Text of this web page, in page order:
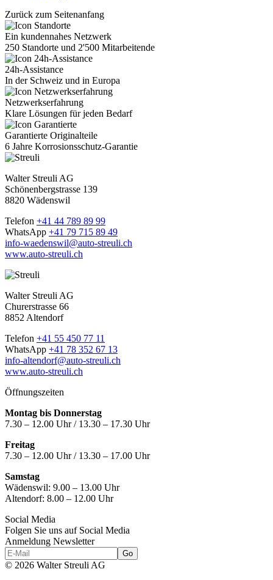
Zurück zum Seitenanfang
Ein kundennahes Netzwerk
250 Standorte und 2'500 Mitarbeitende
24h-Assistance
In der Schweiz und in Europa
Netzwerkserfahrung
Klare Lösungen für jeden Bedarf
Garantierte Originalteile
6 Jahre Korrosionsschutz-Garantie
Walter Streuli AG
Schönenbergstrasse 139
8820 Wädenswil
Telefon +41 44 789 89 99
WhatsApp +41 79 715 89 49
info-waedenswil@auto-streuli.ch
www.auto-streuli.ch
Walter Streuli AG
Churerstrasse 66
8852 Altendorf
Telefon +41 55 450 77 11
WhatsApp +41 78 352 67 13
info-altendorf@auto-streuli.ch
www.auto-streuli.ch
Öffnungszeiten
Montag bis Donnerstag
7.30 – 12.00 Uhr / 13.30 – 17.30 Uhr
Freitag
7.30 – 12.00 Uhr / 13.30 – 17.00 Uhr
Samstag
Wädenswil: 9.00 – 13.00 Uhr
Altendorf: 8.00 – 12.00 Uhr
Social Media
Folgen Sie uns auf Social Media
Anmeldung Newsletter
© 2026 Walter Streuli AG